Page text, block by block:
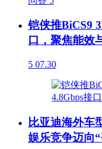
铠侠推BiCS9
口，聚焦能效
5 07.30
比亚迪海外车
娱乐竞争迈向